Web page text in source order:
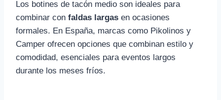
Los botines de tacón medio son ideales para
combinar con faldas largas en ocasiones
formales. En España, marcas como Pikolinos y
Camper ofrecen opciones que combinan estilo y
comodidad, esenciales para eventos largos
durante los meses fríos.